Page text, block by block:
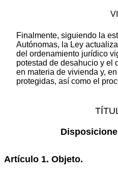
VI
Finalmente, siguiendo la
Autónomas, la Ley
del ordenamiento jurídico
potestad de desahucio y el
en materia de vivienda y,
protegidas, así como el
Artículo 1. Objeto.